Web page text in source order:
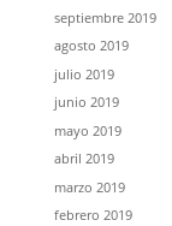
septiembre 2019
agosto 2019
julio 2019
junio 2019
mayo 2019
abril 2019
marzo 2019
febrero 2019